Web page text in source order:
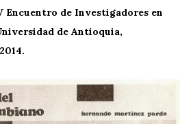
Encuentro de Investigadores en
de Antioquia,